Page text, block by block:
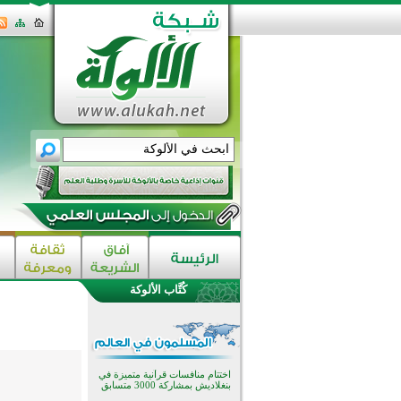
كُتَّاب الألوكة
اختتام الدورة التاسعة لمسابقة حفظ
تيسليتش تختتم برنامجا تعليميا لتعزيز
القيم وبناء الشخصية للشباب
المسلمين
اختتام منافسات قرآنية متميزة في
بنغلاديش بمشاركة 3000 متسابق